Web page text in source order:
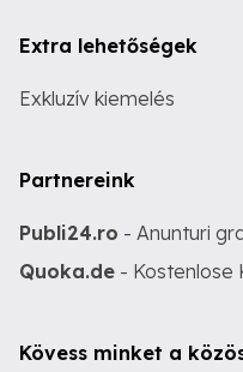
Extra lehetőségek
Exkluzív kiemelés
Partnereink
Publi24.ro - Anunturi
Quoka.de - Kostenlose
Kövess minket a